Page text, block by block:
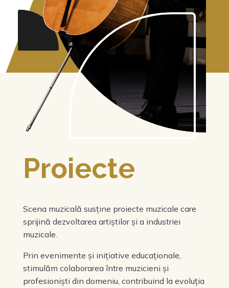
Proiecte
Scena muzicală susține proiecte muzicale care
sprijină dezvoltarea artiștilor și a industriei
muzicale.
Prin evenimente și inițiative educaționale,
stimulăm colaborarea între muzicieni și
profesioniști din domeniu, contribuind la evoluția